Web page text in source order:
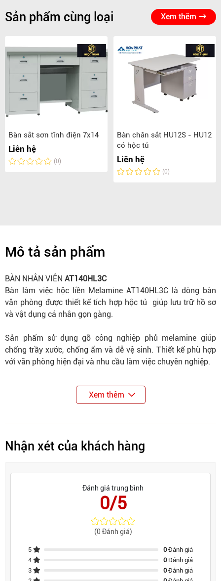
Sản phẩm cùng loại Xem thêm
Bàn sắt sơn tĩnh điện 7x14
Liên hệ
(0)
Bàn chân sắt HU12S - HU12
có hộc tủ
Liên hệ
(0)
Mô tả sản phẩm
BÀN NHÂN VIÊN AT140HL3C
Bàn làm việc hộc liền Melamine AT140HL3C là dòng bàn
văn phòng được thiết kế tích hợp hộc tủ giúp lưu trữ hồ sơ
và vật dụng cá nhân gọn gàng.
Sản phẩm sử dụng gỗ công nghiệp phủ melamine giúp
chống trầy xước, chống ẩm và dễ vệ sinh. Thiết kế phù hợp
với văn phòng hiện đại và nhu cầu làm việc chuyên nghiệp.
Xem thêm
Nhận xét của khách hàng
Đánh giá trung bình
0/5
(0 Đánh giá)
5 0Đánh giá
4
0Đánh giá
3
0Đánh giá